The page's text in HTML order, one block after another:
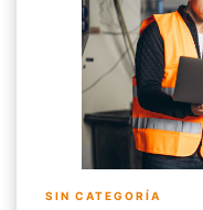
SIN CATEGORÍA